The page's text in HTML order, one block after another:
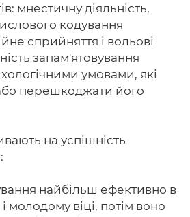
мнестичну діяльність,
кодування
сприйняття і вольові
запам'ятовування
умовами, які
перешкоджати його
на успішність
найбільш ефективно в
молодому віці, потім воно